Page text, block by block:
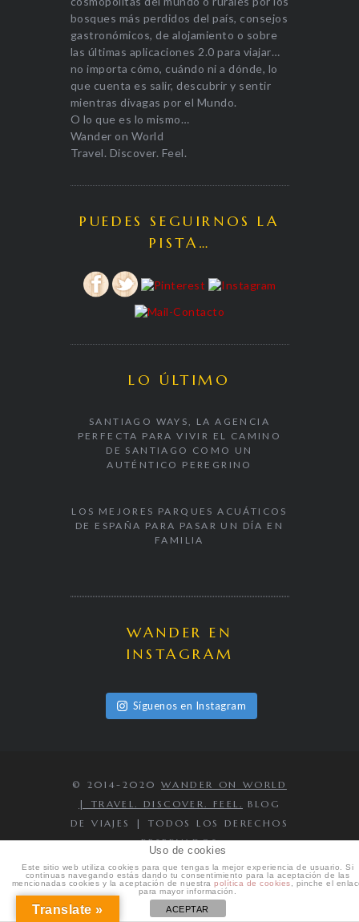
bosques más perdidos del país, consejos
gastronómicos, de alojamiento o sobre
las últimas aplicaciones 2.0 para viajar…
no importa cómo, cuándo ni a dónde, lo
que cuenta es salir, descubrir y sentir
mientras divagas por el Mundo.
O lo que es lo mismo…
Wander on World
Travel. Discover. Feel.
PUEDES SEGUIRNOS LA
PISTA…
LO ÚLTIMO
SANTIAGO WAYS, LA AGENCIA
PERFECTA PARA VIVIR EL CAMINO
DE SANTIAGO COMO UN
AUTÉNTICO PEREGRINO
LOS MEJORES PARQUES ACUÁTICOS
DE ESPAÑA PARA PASAR UN DÍA EN
FAMILIA
WANDER EN
INSTAGRAM
Síguenos en Instagram
© 2014-2020 WANDER ON WORLD
| TRAVEL. DISCOVER. FEEL. BLOG
DE VIAJES | TODOS LOS DERECHOS
RESERVADOS
IR AL PRINCIPIO
Uso de cookies
Este sitio web utiliza cookies para que tengas la mejor experiencia de usuario. Si
continuas navegando estás dando tu consentimiento para la aceptación de las
mencionadas cookies y la aceptación de nuestra política de cookies , pinche el
para mayor información.
ACEPTAR
Translate »